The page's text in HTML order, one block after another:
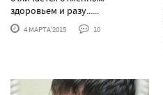
здоровьем и разу......
4 МАРТА'2015 10